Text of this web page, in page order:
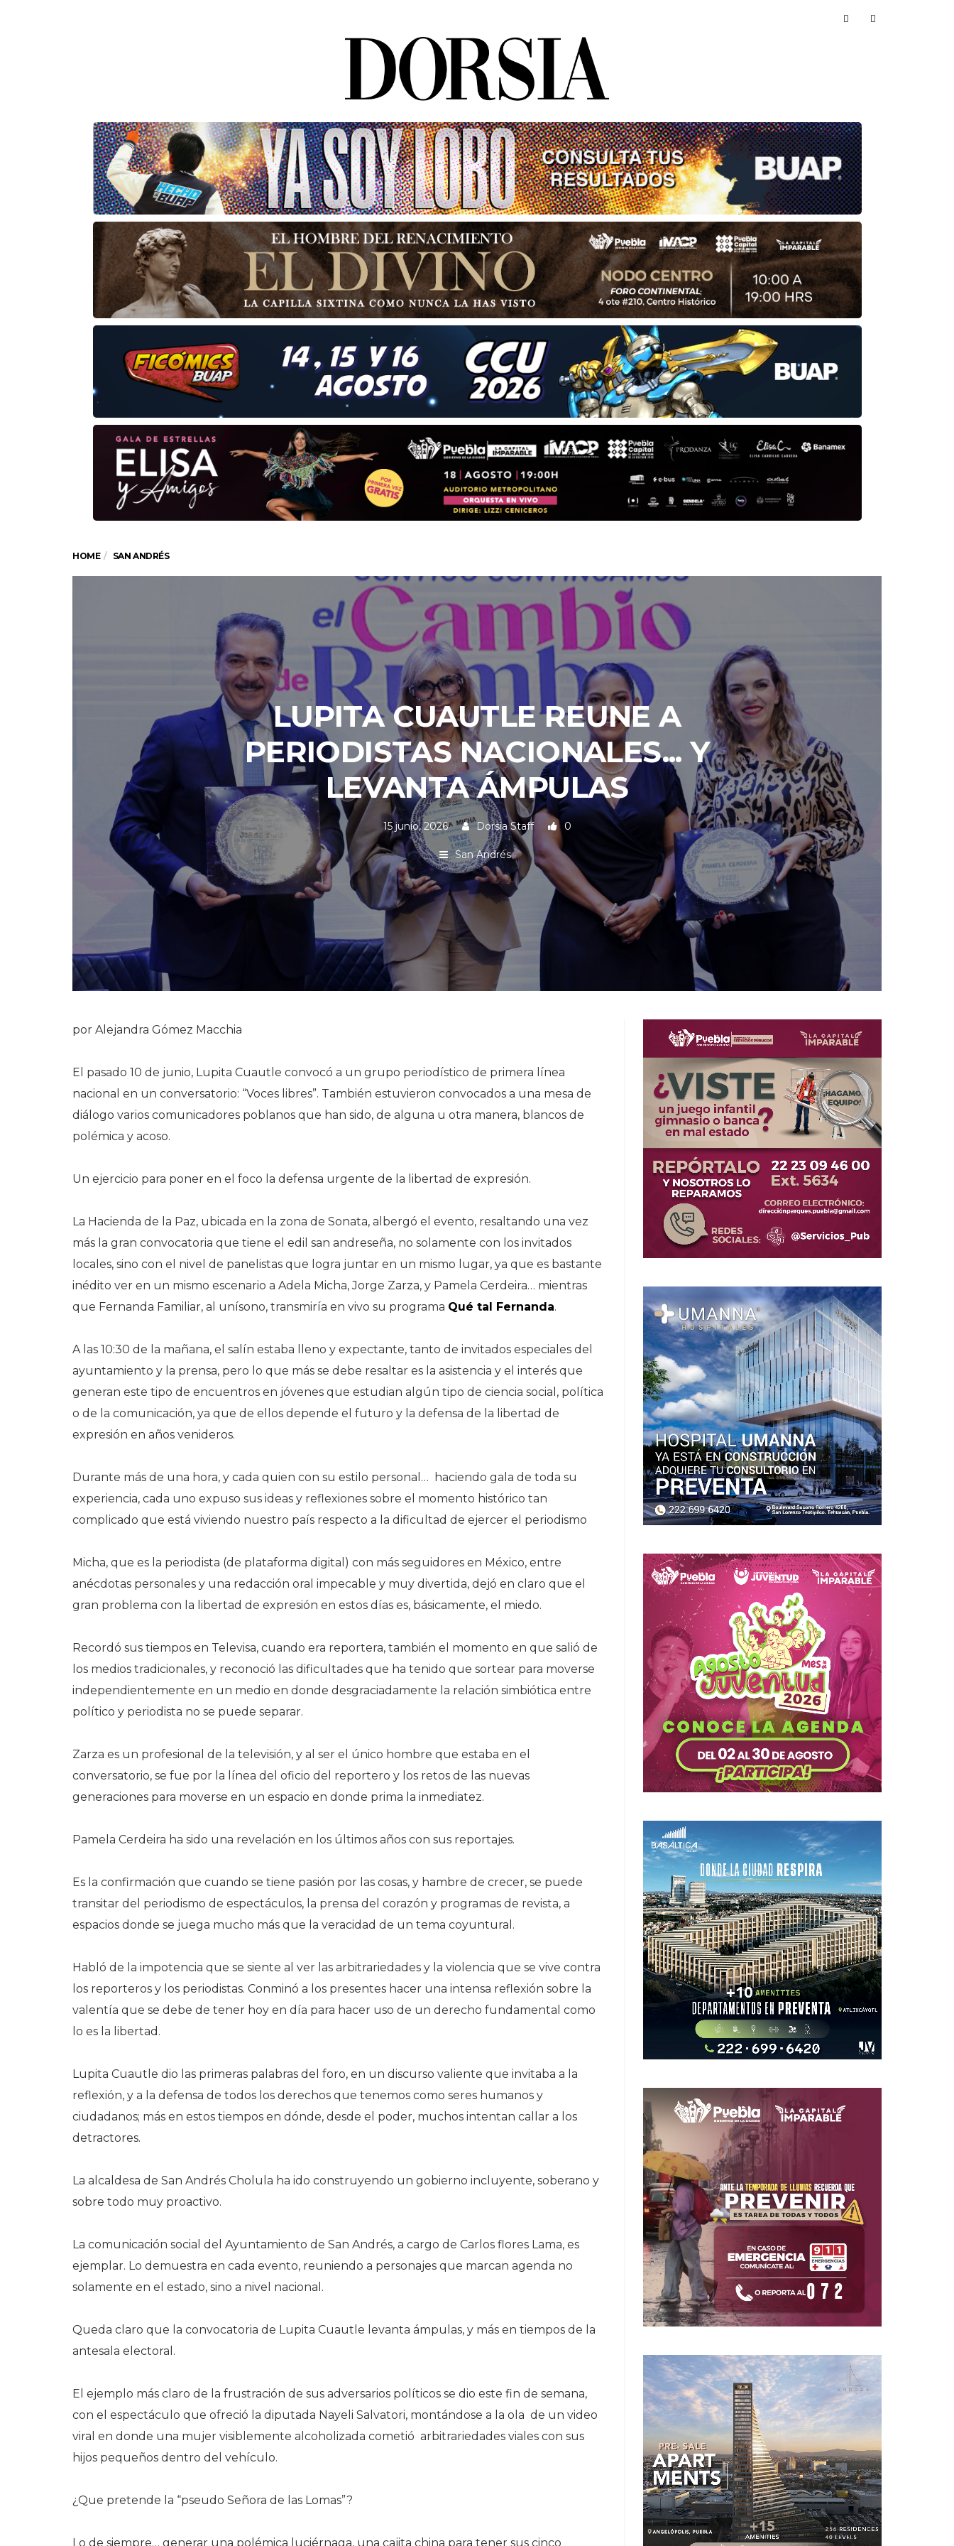
HOME SAN ANDRÉS
LUPITA CUAUTLE REUNE A
PERIODISTAS NACIONALES... Y
LEVANTA ÁMPULAS
15 junio, 2026 Dorsia Staff 0
San Andrés
por Alejandra Gómez Macchia
El pasado 10 de junio, Lupita Cuautle convocó a un grupo periodístico de primera línea
nacional en un conversatorio: “Voces libres”. También estuvieron convocados a una mesa de
diálogo varios comunicadores poblanos que han sido, de alguna u otra manera, blancos de
polémica y acoso.
Un ejercicio para poner en el foco la defensa urgente de la libertad de expresión.
La Hacienda de la Paz, ubicada en la zona de Sonata, albergó el evento, resaltando una vez
más la gran convocatoria que tiene el edil san andreseña, no solamente con los invitados
locales, sino con el nivel de panelistas que logra juntar en un mismo lugar, ya que es bastante
inédito ver en un mismo escenario a Adela Micha, Jorge Zarza, y Pamela Cerdeira… mientras
que Fernanda Familiar, al unísono, transmiría en vivo su programa Qué tal Fernanda.
A las 10:30 de la mañana, el salín estaba lleno y expectante, tanto de invitados especiales del
ayuntamiento y la prensa, pero lo que más se debe resaltar es la asistencia y el interés que
generan este tipo de encuentros en jóvenes que estudian algún tipo de ciencia social, política
o de la comunicación, ya que de ellos depende el futuro y la defensa de la libertad de
expresión en años venideros.
Durante más de una hora, y cada quien con su estilo personal… haciendo gala de toda su
experiencia, cada uno expuso sus ideas y reflexiones sobre el momento histórico tan
complicado que está viviendo nuestro país respecto a la dificultad de ejercer el periodismo
Micha, que es la periodista (de plataforma digital) con más seguidores en México, entre
anécdotas personales y una redacción oral impecable y muy divertida, dejó en claro que el
gran problema con la libertad de expresión en estos días es, básicamente, el miedo.
Recordó sus tiempos en Televisa, cuando era reportera, también el momento en que salió de
los medios tradicionales, y reconoció las dificultades que ha tenido que sortear para moverse
independientemente en un medio en donde desgraciadamente la relación simbiótica entre
político y periodista no se puede separar.
Zarza es un profesional de la televisión, y al ser el único hombre que estaba en el
conversatorio, se fue por la línea del oficio del reportero y los retos de las nuevas
generaciones para moverse en un espacio en donde prima la inmediatez.
Pamela Cerdeira ha sido una revelación en los últimos años con sus reportajes.
Es la confirmación que cuando se tiene pasión por las cosas, y hambre de crecer, se puede
transitar del periodismo de espectáculos, la prensa del corazón y programas de revista, a
espacios donde se juega mucho más que la veracidad de un tema coyuntural.
Habló de la impotencia que se siente al ver las arbitrariedades y la violencia que se vive contra
los reporteros y los periodistas. Conminó a los presentes hacer una intensa reflexión sobre la
valentía que se debe de tener hoy en día para hacer uso de un derecho fundamental como
lo es la libertad.
Lupita Cuautle dio las primeras palabras del foro, en un discurso valiente que invitaba a la
reflexión, y a la defensa de todos los derechos que tenemos como seres humanos y
ciudadanos; más en estos tiempos en dónde, desde el poder, muchos intentan callar a los
detractores.
La alcaldesa de San Andrés Cholula ha ido construyendo un gobierno incluyente, soberano y
sobre todo muy proactivo.
La comunicación social del Ayuntamiento de San Andrés, a cargo de Carlos flores Lama, es
ejemplar. Lo demuestra en cada evento, reuniendo a personajes que marcan agenda no
solamente en el estado, sino a nivel nacional.
Queda claro que la convocatoria de Lupita Cuautle levanta ámpulas, y más en tiempos de la
antesala electoral.
El ejemplo más claro de la frustración de sus adversarios políticos se dio este fin de semana,
con el espectáculo que ofreció la diputada Nayeli Salvatori, montándose a la ola de un video
viral en donde una mujer visiblemente alcoholizada cometió arbitrariedades viales con sus
hijos pequeños dentro del vehículo.
¿Que pretende la “pseudo Señora de las Lomas”?
Lo de siempre… generar una polémica luciérnaga, una cajita china para tener sus cinco